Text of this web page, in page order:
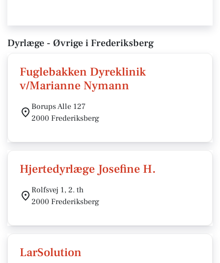
Dyrlæge - Øvrige i Frederiksberg
Fuglebakken Dyreklinik
v/Marianne Nymann
Borups Alle 127
2000 Frederiksberg
Hjertedyrlæge Josefine H.
Rolfsvej 1, 2. th
2000 Frederiksberg
LarSolution